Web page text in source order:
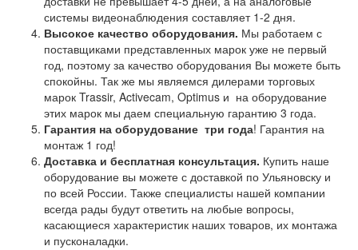
системы видеонаблюдения составляет 1-2 дня.
Высокое качество оборудования. Мы работаем с
поставщиками представленных марок уже не первый
год, поэтому за качество оборудования Вы можете быть
спокойны. Так же мы являемся дилерами торговых
марок Trassir, Activecam, Optimus и на оборудование
этих марок мы даем специальную гарантию 3 года.
Гарантия на оборудование три года! Гарантия на
монтаж 1 год!
Доставка и бесплатная консультация. Купить наше
оборудование вы можете с доставкой по Ульяновску и
по всей России. Также специалисты нашей компании
всегда рады будут ответить на любые вопросы,
касающиеся характеристик наших товаров, их монтажа
и пусконаладки.